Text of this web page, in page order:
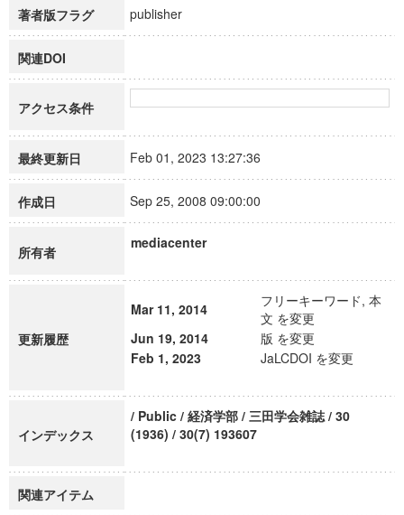
著者版フラグ publisher
関連DOI
アクセス条件
最終更新日 Feb 01, 2023 13:27:36
作成日 Sep 25, 2008 09:00:00
所有者
mediacenter
更新履歴
Mar 11, 2014
フリーキーワード, 本
文 を変更
Jun 19, 2014
版 を変更
Feb 1, 2023
JaLCDOI を変更
インデックス
/ Public / 経済学部 / 三田学会雑誌 / 30
(1936) / 30(7) 193607
関連アイテム